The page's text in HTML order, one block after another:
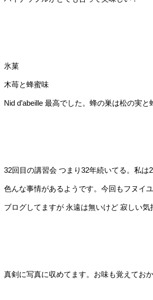
氷菓
木苺と蜂蜜味
Nid d’abeille 最高でした。蜂の巣は松の実
32回目の講習会 つまり32年続いてる。私は
色んな事情があるようです。今回もフヌイ
ブログしてますが 永遠は無いけど 寂しい気
真剣に写真に収めてます。お味も覚えてお